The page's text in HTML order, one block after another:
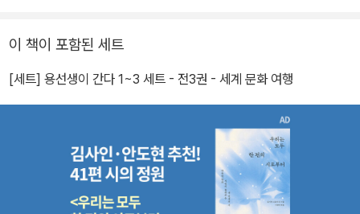
이 책이 포함된 세트
[세트] 용선생이 간다 1~3 세트 - 전3권 - 세계 문화 여행